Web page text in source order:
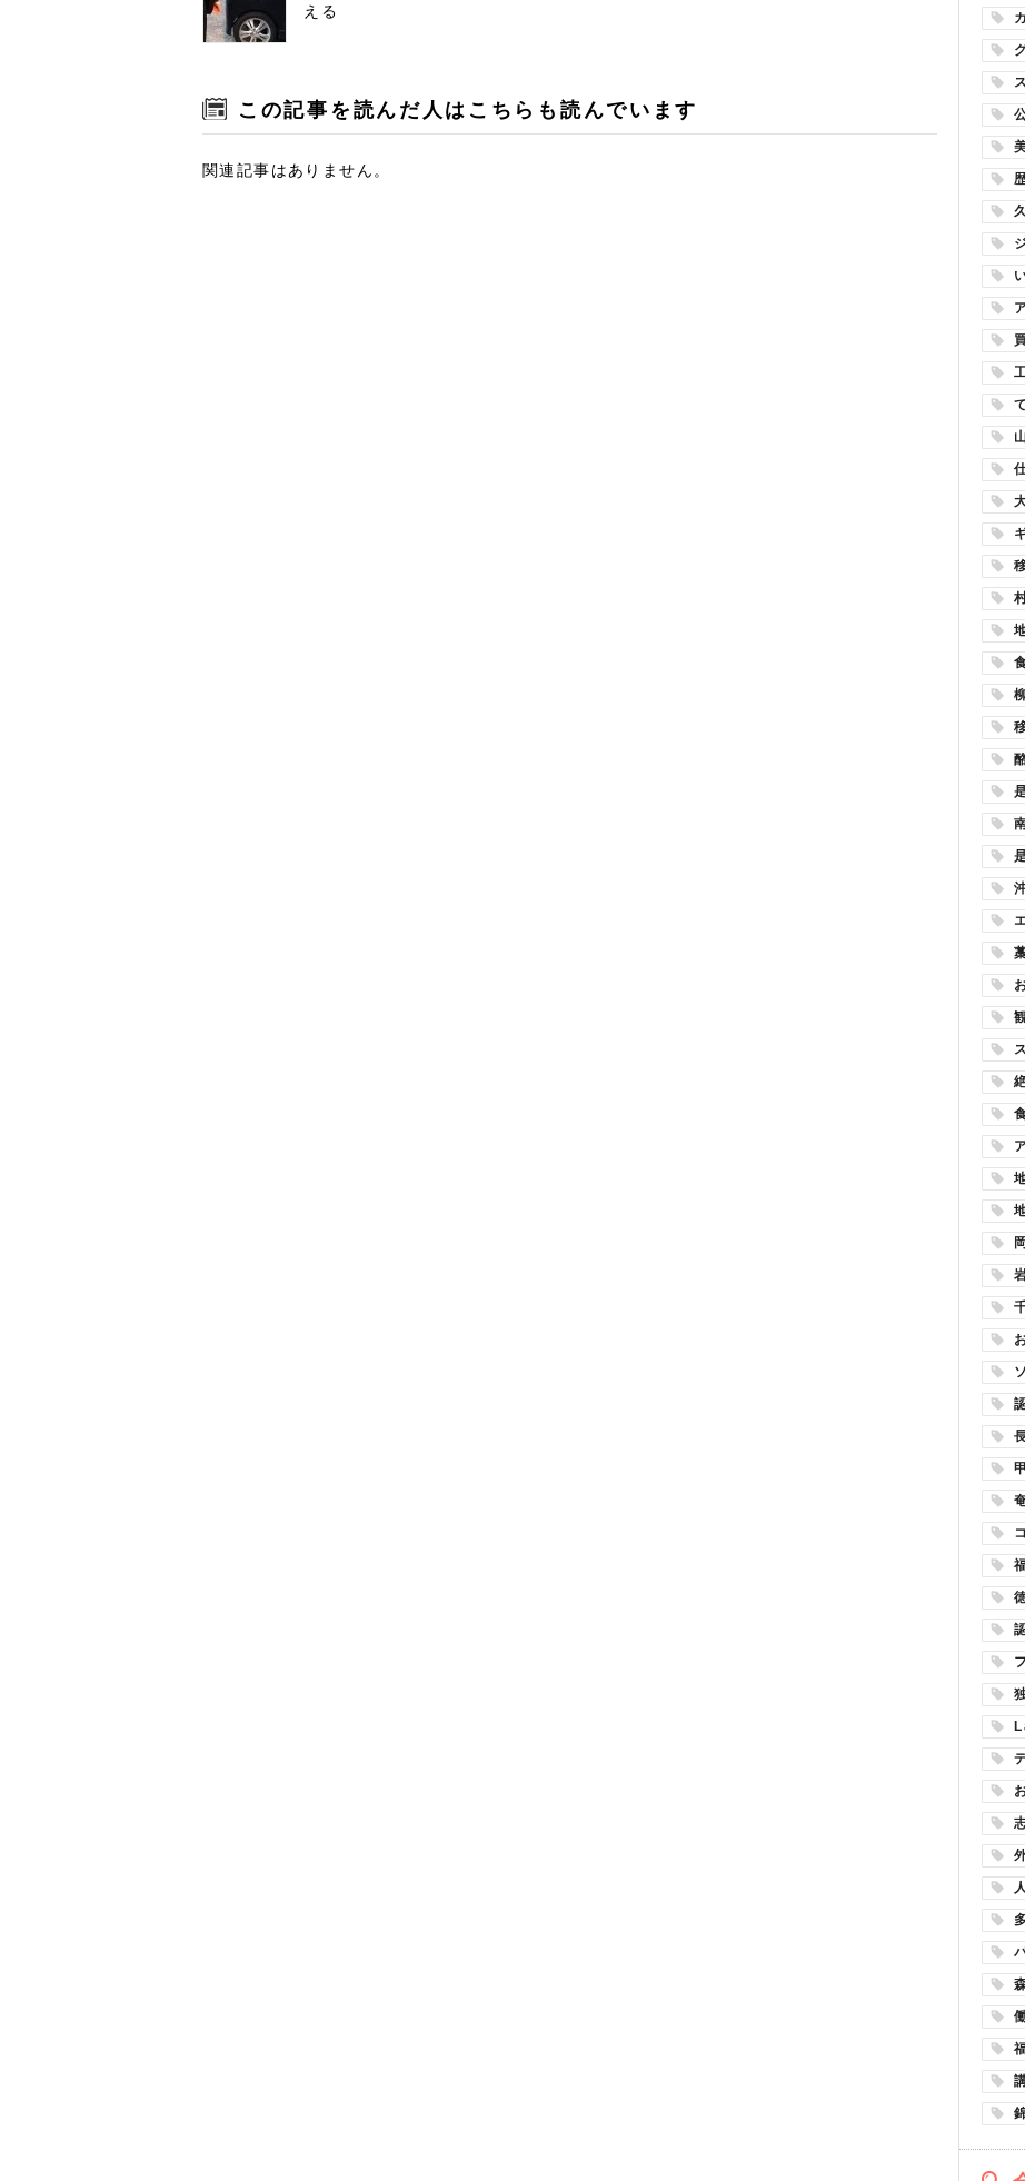
える
この記事を読んだ人はこちらも読んでいます
関連記事はありません。